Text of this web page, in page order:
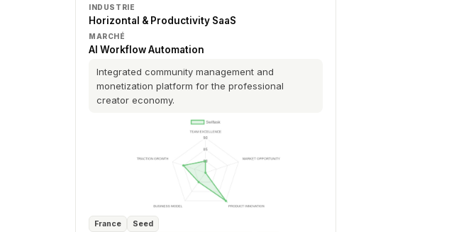
INDUSTRIE
Horizontal & Productivity SaaS
MARCHÉ
AI Workflow Automation
Integrated community management and
monetization platform for the professional
creator economy.
France
Seed